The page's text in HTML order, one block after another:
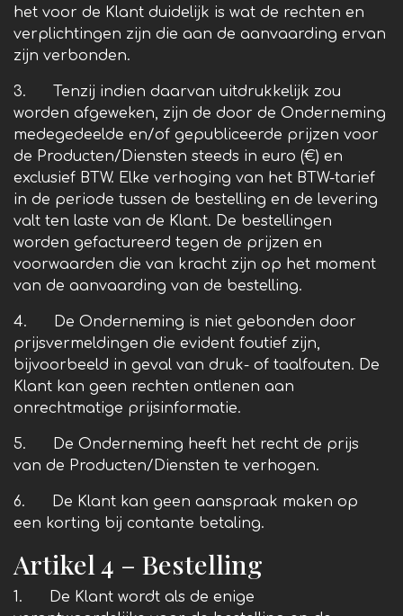
het voor de Klant duidelijk is wat de rechten en
verplichtingen zijn die aan de aanvaarding ervan
zijn verbonden.
3. Tenzij indien daarvan uitdrukkelijk zou
worden afgeweken, zijn de door de Onderneming
medegedeelde en/of gepubliceerde prijzen voor
de Producten/Diensten steeds in euro (€) en
exclusief BTW. Elke verhoging van het BTW-tarief
in de periode tussen de bestelling en de levering
valt ten laste van de Klant. De bestellingen
worden gefactureerd tegen de prijzen en
voorwaarden die van kracht zijn op het moment
van de aanvaarding van de bestelling.
4. De Onderneming is niet gebonden door
prijsvermeldingen die evident foutief zijn,
bijvoorbeeld in geval van druk- of taalfouten. De
Klant kan geen rechten ontlenen aan
onrechtmatige prijsinformatie.
5. De Onderneming heeft het recht de prijs
van de Producten/Diensten te verhogen.
6. De Klant kan geen aanspraak maken op
een korting bij contante betaling.
Artikel 4 – Bestelling
1. De Klant wordt als de enige